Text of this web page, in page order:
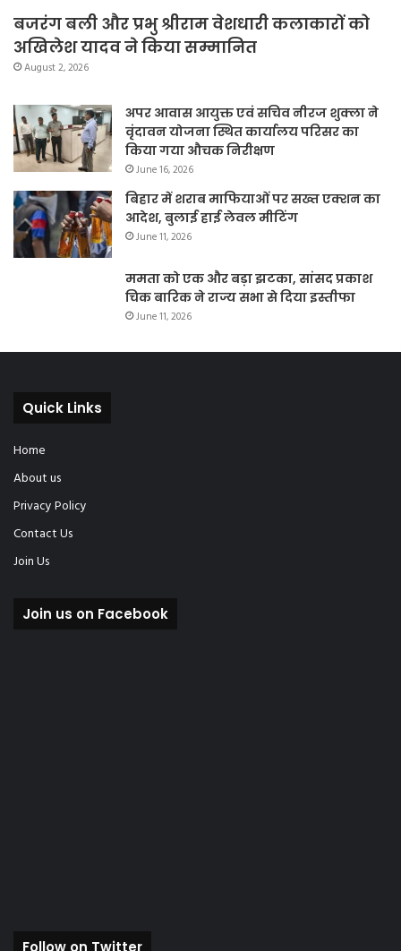
बजरंग बली और प्रभु श्रीराम वेशधारी कलाकारों को
अखिलेश यादव ने किया सम्मानित
August 2, 2026
अपर आवास आयुक्त एवं सचिव नीरज शुक्ला ने
वृंदावन योजना स्थित कार्यालय परिसर का
किया गया औचक निरीक्षण
June 16, 2026
बिहार में शराब माफियाओं पर सख्त एक्शन का
आदेश, बुलाई हाई लेवल मीटिंग
June 11, 2026
ममता को एक और बड़ा झटका, सांसद प्रकाश
चिक बारिक ने राज्य सभा से दिया इस्तीफा
June 11, 2026
Quick Links
Home
About us
Privacy Policy
Contact Us
Join Us
Join us on Facebook
Follow on Twitter